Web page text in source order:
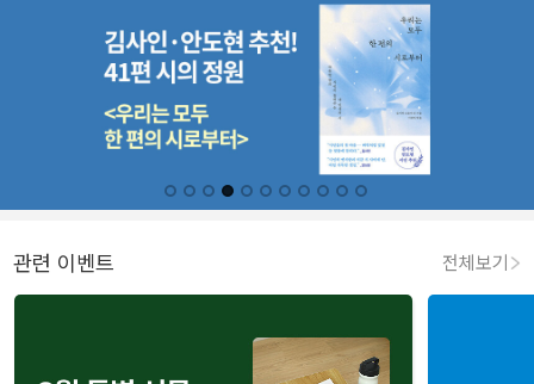
관련 이벤트 전체보기